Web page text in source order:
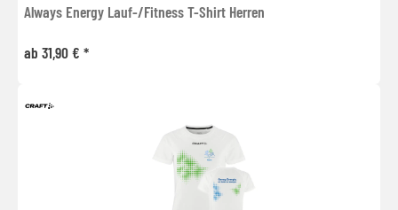
Always Energy Lauf-/Fitness T-Shirt Herren
ab 31,90 € *